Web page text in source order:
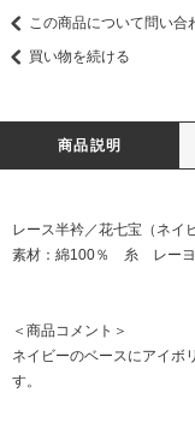
この商品について問い合
買い物を続ける
商品説明
レース半衿／花七宝（ネイ
素材：綿100％ 糸 レー
＜商品コメント＞
ネイビーのベースにアイボ
す。